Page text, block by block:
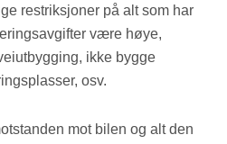
restriksjoner på alt som har
være høye,
ikke bygge
osv.
mot bilen og alt den